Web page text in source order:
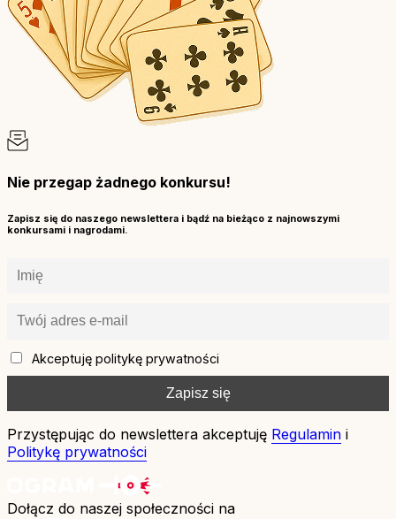
Nie przegap żadnego konkursu!
Zapisz się do naszego newslettera i bądź na bieżąco z najnowszymi
konkursami i nagrodami.
Akceptuję politykę prywatności
Przystępując do newslettera akceptuję Regulamin i
Politykę prywatności
Dołącz do naszej społeczności na